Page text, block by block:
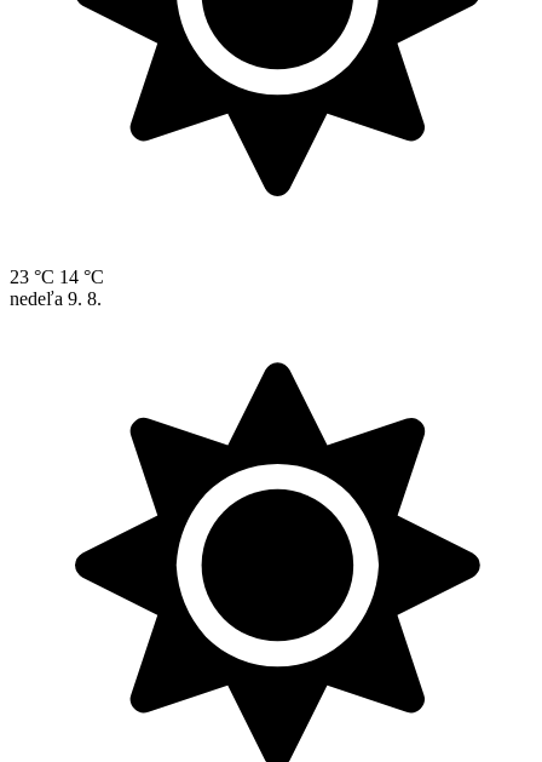
23 °C 14 °C
nedeľa 9. 8.